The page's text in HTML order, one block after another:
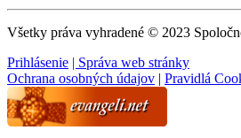
Všetky práva vyhradené © 2023
Prihlásenie | Správa web stránky
Ochrana osobných údajov | Pravidlá